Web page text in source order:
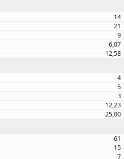
14
21
9
6,07
12,58
4
5
3
12,23
25,00
61
15
7